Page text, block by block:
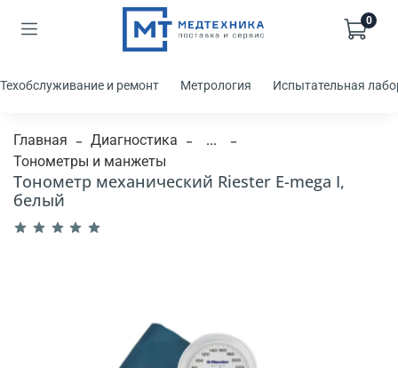
0
Техобслуживание и ремонт Метрология Испытательная
Главная Диагностика
...
Тонометры и манжеты
Тонометр механический Riester E-mega I,
белый